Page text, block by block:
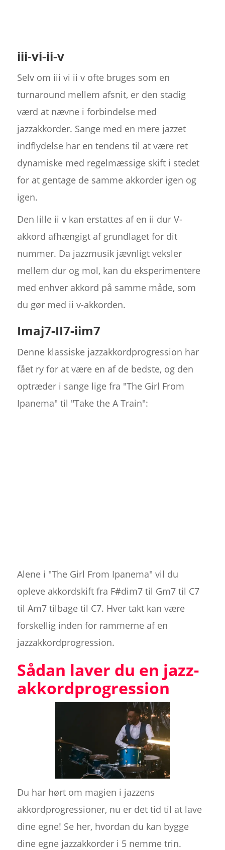
iii-vi-ii-v
Selv om iii vi ii v ofte bruges som en
turnaround mellem afsnit, er den stadig
værd at nævne i forbindelse med
jazzakkorder. Sange med en mere jazzet
indflydelse har en tendens til at være ret
dynamiske med regelmæssige skift i stedet
for at gentage de samme akkorder igen og
igen.
Den lille ii v kan erstattes af en ii dur V-
akkord afhængigt af grundlaget for dit
nummer. Da jazzmusik jævnligt veksler
mellem dur og mol, kan du eksperimentere
med enhver akkord på samme måde, som
du gør med ii v-akkorden.
Imaj7-II7-iim7
Denne klassiske jazzakkordprogression har
fået ry for at være en af de bedste, og den
optræder i sange lige fra "The Girl From
Ipanema" til "Take the A Train":
Alene i "The Girl From Ipanema" vil du
opleve akkordskift fra F#dim7 til Gm7 til C7
til Am7 tilbage til C7. Hver takt kan være
forskellig inden for rammerne af en
jazzakkordprogression.
Sådan laver du en jazz-
akkordprogression
Du har hørt om magien i jazzens
akkordprogressioner, nu er det tid til at lave
dine egne! Se her, hvordan du kan bygge
dine egne jazzakkorder i 5 nemme trin.